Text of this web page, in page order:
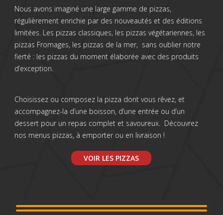
Nous avons imaginé une large gamme de pizzas,
régulièrement enrichie par des nouveautés et des éditions
limitées. Les pizzas classiques, les pizzas végétariennes, les
pizzas Fromages, les pizzas de la mer, sans oublier notre
fierté : les pizzas du moment élaborée avec des produits
d’exception.
Choisissez ou composez la pizza dont vous rêvez, et
accompagnez-la d’une boisson, d’une entrée ou d’un
dessert pour un repas complet et savoureux. Découvrez
nos menus pizzas, à emporter ou en livraison !
VOIR LES PIZZAS